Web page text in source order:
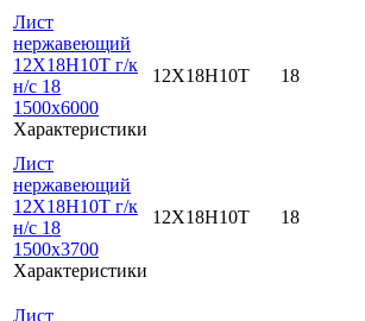
Лист
нержавеющий
12Х18Н10Т г/к
н/с 18
1500x6000
Характеристики
12Х18Н10Т 18
Лист
нержавеющий
12Х18Н10Т г/к
н/с 18
1500x3700
Характеристики
12Х18Н10Т 18
Лист